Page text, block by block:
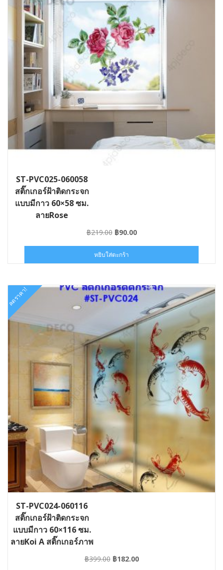
ST-PVC025-060058
สติ๊กเกอร์ฝ้าติดกระจก
แบบมีกาว 60×58 ซม.
ลายRose
฿219.00 Original
was:
฿219.00.
฿90.00Current
฿90.00.
หยิบใส่ตะกร้า
ลดราคา!
ST-PVC024-060116
สติ๊กเกอร์ฝ้าติดกระจก
แบบมีกาว 60×116 ซม.
ลายKoi A สติ๊กเกอร์ภาพ
฿399.00 Original
฿182.00Current